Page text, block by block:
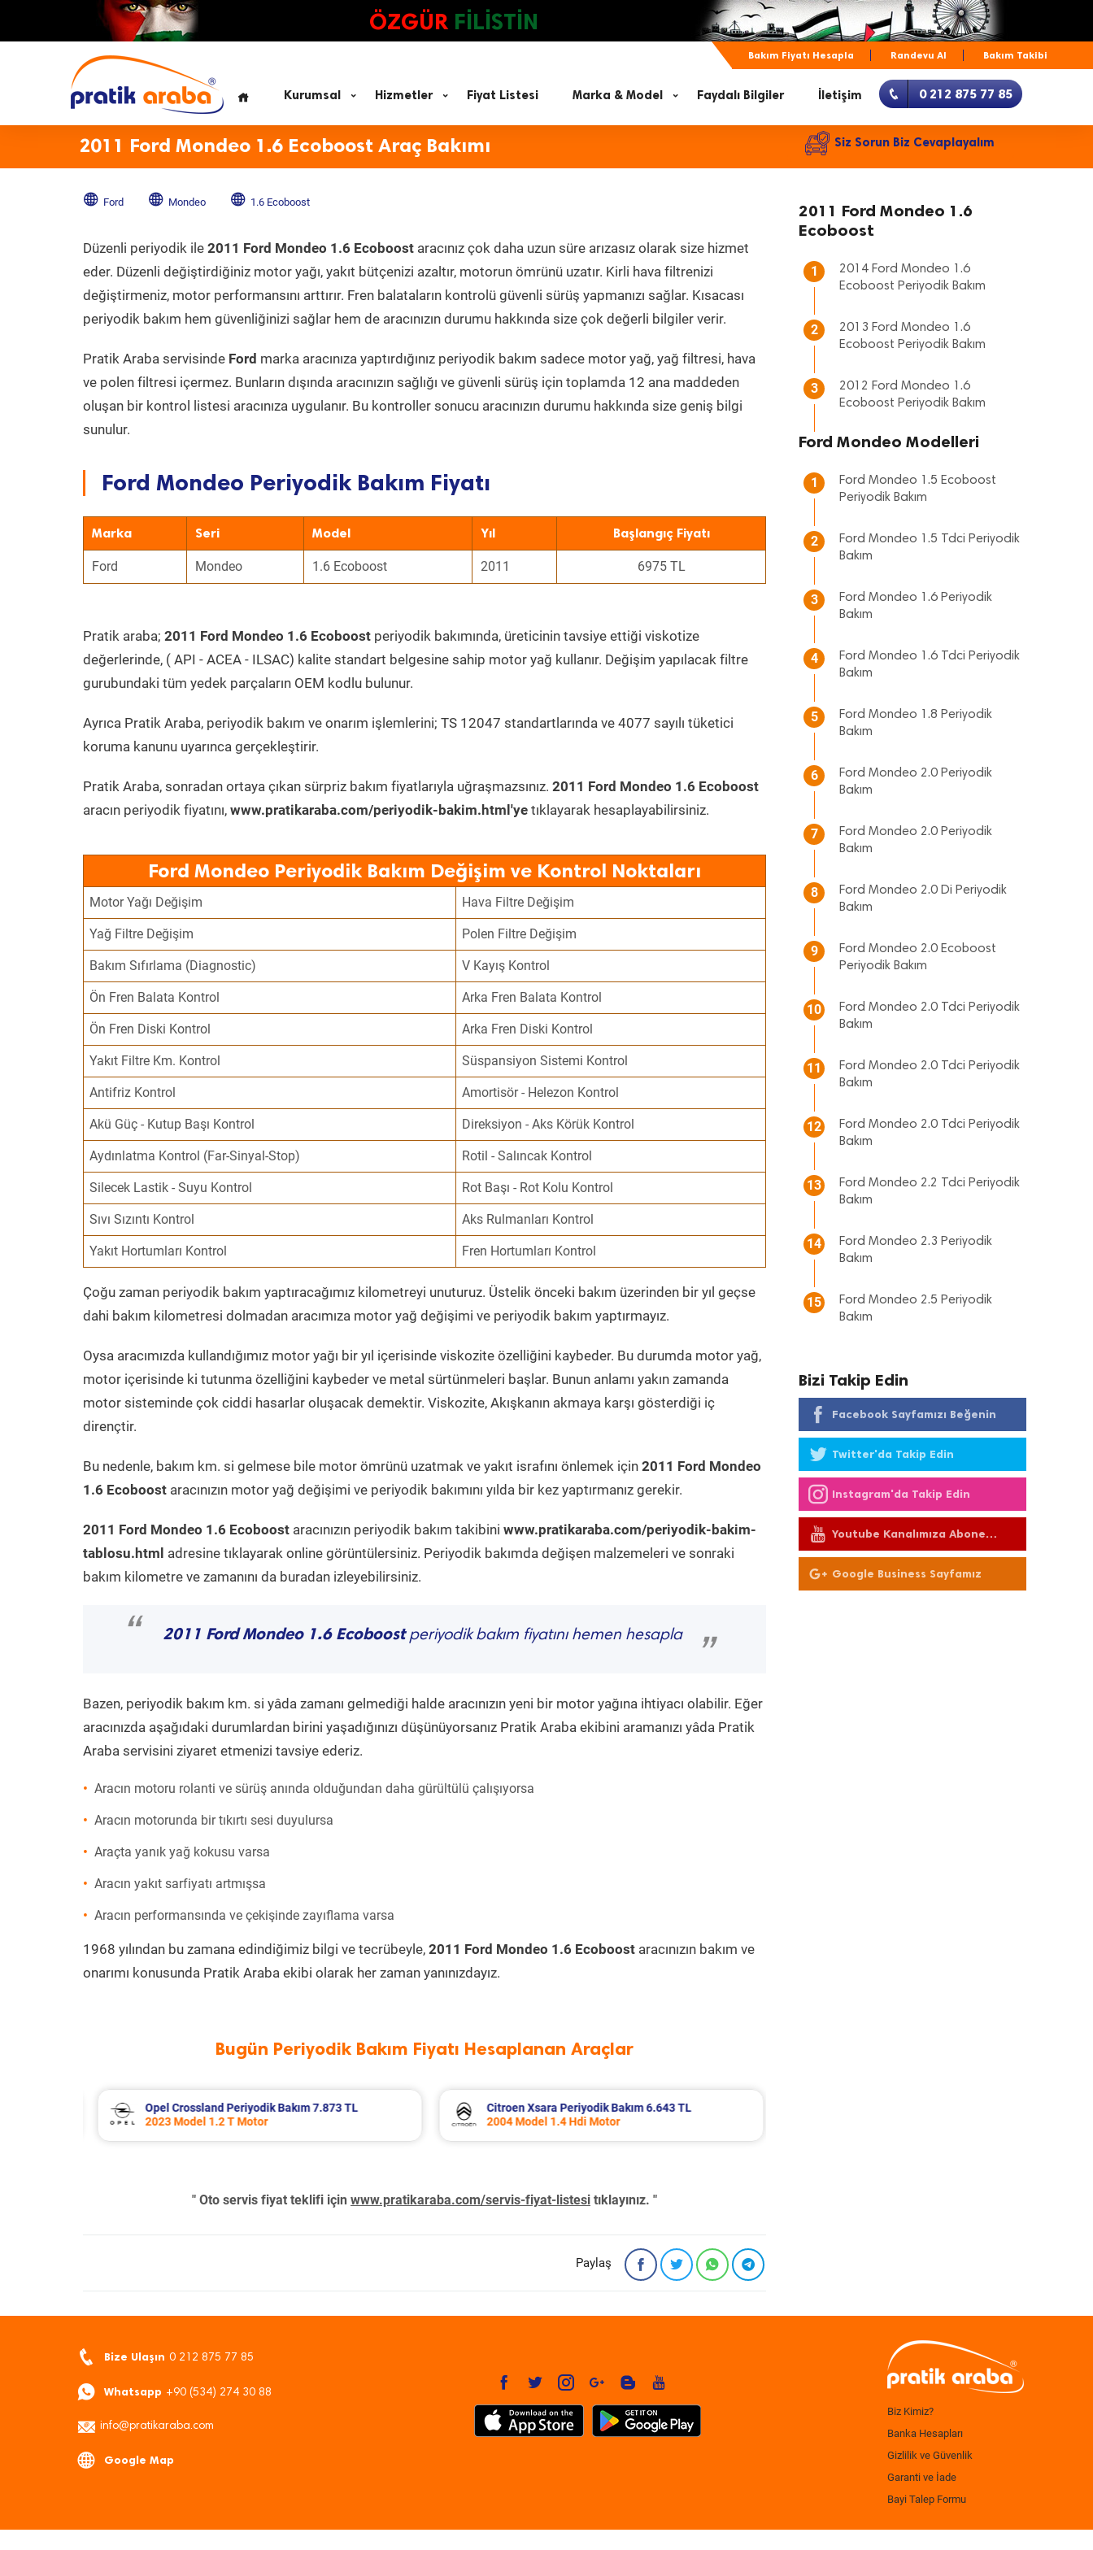
ÖZGÜR FİLİSTİN
Bakım Fiyatı Hesapla Randevu Al Bakım Takibi
Kurumsal Hizmetler Fiyat Listesi Marka & Model Faydalı Bilgiler İletişim 0 212 875 77 85
2011 Ford Mondeo 1.6 Ecoboost Araç Bakımı Siz Sorun Biz Cevaplayalım
Ford Mondeo 1.6 Ecoboost
Düzenli periyodik ile 2011 Ford Mondeo 1.6 Ecoboost aracınız çok daha uzun süre arızasız olarak size hizmet
eder. Düzenli değiştirdiğiniz motor yağı, yakıt bütçenizi azaltır, motorun ömrünü uzatır. Kirli hava filtrenizi
değiştirmeniz, motor performansını arttırır. Fren balataların kontrolü güvenli sürüş yapmanızı sağlar. Kısacası
periyodik bakım hem güvenliğinizi sağlar hem de aracınızın durumu hakkında size çok değerli bilgiler verir.
Pratik Araba servisinde Ford marka aracınıza yaptırdığınız periyodik bakım sadece motor yağ, yağ filtresi, hava
ve polen filtresi içermez. Bunların dışında aracınızın sağlığı ve güvenli sürüş için toplamda 12 ana maddeden
oluşan bir kontrol listesi aracınıza uygulanır. Bu kontroller sonucu aracınızın durumu hakkında size geniş bilgi
sunulur.
Ford Mondeo Periyodik Bakım Fiyatı
Marka Seri Model Yıl Başlangıç Fiyatı
Ford Mondeo 1.6 Ecoboost 2011 6975 TL
Pratik araba; 2011 Ford Mondeo 1.6 Ecoboost periyodik bakımında, üreticinin tavsiye ettiği viskotize
değerlerinde, ( API - ACEA - ILSAC) kalite standart belgesine sahip motor yağ kullanır. Değişim yapılacak filtre
gurubundaki tüm yedek parçaların OEM kodlu bulunur.
Ayrıca Pratik Araba, periyodik bakım ve onarım işlemlerini; TS 12047 standartlarında ve 4077 sayılı tüketici
koruma kanunu uyarınca gerçekleştirir.
Pratik Araba, sonradan ortaya çıkan sürpriz bakım fiyatlarıyla uğraşmazsınız. 2011 Ford Mondeo 1.6 Ecoboost
aracın periyodik fiyatını, www.pratikaraba.com/periyodik-bakim.html'ye tıklayarak hesaplayabilirsiniz.
Ford Mondeo Periyodik Bakım Değişim ve Kontrol Noktaları
Motor Yağı Değişim Hava Filtre Değişim
Yağ Filtre Değişim Polen Filtre Değişim
Bakım Sıfırlama (Diagnostic) V Kayış Kontrol
Ön Fren Balata Kontrol Arka Fren Balata Kontrol
Ön Fren Diski Kontrol Arka Fren Diski Kontrol
Yakıt Filtre Km. Kontrol Süspansiyon Sistemi Kontrol
Antifriz Kontrol Amortisör - Helezon Kontrol
Akü Güç - Kutup Başı Kontrol Direksiyon - Aks Körük Kontrol
Aydınlatma Kontrol (Far-Sinyal-Stop) Rotil - Salıncak Kontrol
Silecek Lastik - Suyu Kontrol Rot Başı - Rot Kolu Kontrol
Sıvı Sızıntı Kontrol Aks Rulmanları Kontrol
Yakıt Hortumları Kontrol Fren Hortumları Kontrol
Çoğu zaman periyodik bakım yaptıracağımız kilometreyi unuturuz. Üstelik önceki bakım üzerinden bir yıl geçse
dahi bakım kilometresi dolmadan aracımıza motor yağ değişimi ve periyodik bakım yaptırmayız.
Oysa aracımızda kullandığımız motor yağı bir yıl içerisinde viskozite özelliğini kaybeder. Bu durumda motor yağ,
motor içerisinde ki tutunma özelliğini kaybeder ve metal sürtünmeleri başlar. Bunun anlamı yakın zamanda
motor sisteminde çok ciddi hasarlar oluşacak demektir. Viskozite, Akışkanın akmaya karşı gösterdiği iç
dirençtir.
Bu nedenle, bakım km. si gelmese bile motor ömrünü uzatmak ve yakıt israfını önlemek için 2011 Ford Mondeo
1.6 Ecoboost aracınızın motor yağ değişimi ve periyodik bakımını yılda bir kez yaptırmanız gerekir.
2011 Ford Mondeo 1.6 Ecoboost aracınızın periyodik bakım takibini www.pratikaraba.com/periyodik-bakim-
tablosu.html adresine tıklayarak online görüntülersiniz. Periyodik bakımda değişen malzemeleri ve sonraki
bakım kilometre ve zamanını da buradan izleyebilirsiniz.
“ 2011 Ford Mondeo 1.6 Ecoboostperiyodik bakım fiyatını hemen hesapla
”
Bazen, periyodik bakım km. si yâda zamanı gelmediği halde aracınızın yeni bir motor yağına ihtiyacı olabilir. Eğer
aracınızda aşağıdaki durumlardan birini yaşadığınızı düşünüyorsanız Pratik Araba ekibini aramanızı yâda Pratik
Araba servisini ziyaret etmenizi tavsiye ederiz.
Aracın motoru rolanti ve sürüş anında olduğundan daha gürültülü çalışıyorsa
Aracın motorunda bir tıkırtı sesi duyulursa
Araçta yanık yağ kokusu varsa
Aracın yakıt sarfiyatı artmışsa
Aracın performansında ve çekişinde zayıflama varsa
1968 yılından bu zamana edindiğimiz bilgi ve tecrübeyle, 2011 Ford Mondeo 1.6 Ecoboost aracınızın bakım ve
onarımı konusunda Pratik Araba ekibi olarak her zaman yanınızdayız.
Bugün Periyodik Bakım Fiyatı Hesaplanan Araçlar
Citroen Xsara Periyodik Bakım 6.643 TL
2004 Model 1.4 Hdi Motor
Dacia Duster Periyodik Bakım 7.799 TL
2012 Model 1.5 Dci Motor
" Oto servis fiyat teklifi için www.pratikaraba.com/servis-fiyat-listesi tıklayınız. "
Paylaş
2011 Ford Mondeo 1.6
Ecoboost
1
2014 Ford Mondeo 1.6
Ecoboost Periyodik Bakım
2
2013 Ford Mondeo 1.6
Ecoboost Periyodik Bakım
3
2012 Ford Mondeo 1.6
Ecoboost Periyodik Bakım
Ford Mondeo Modelleri
1
Ford Mondeo 1.5 Ecoboost
Periyodik Bakım
2
Ford Mondeo 1.5 Tdci Periyodik
Bakım
3
Ford Mondeo 1.6 Periyodik
Bakım
4
Ford Mondeo 1.6 Tdci Periyodik
Bakım
5
Ford Mondeo 1.8 Periyodik
Bakım
6
Ford Mondeo 2.0 Periyodik
Bakım
7
Ford Mondeo 2.0 Periyodik
Bakım
8
Ford Mondeo 2.0 Di Periyodik
Bakım
9
Ford Mondeo 2.0 Ecoboost
Periyodik Bakım
10
Ford Mondeo 2.0 Tdci Periyodik
Bakım
11
Ford Mondeo 2.0 Tdci Periyodik
Bakım
12
Ford Mondeo 2.0 Tdci Periyodik
Bakım
13
Ford Mondeo 2.2 Tdci Periyodik
Bakım
14
Ford Mondeo 2.3 Periyodik
Bakım
15
Ford Mondeo 2.5 Periyodik
Bakım
Bizi Takip Edin
Facebook Sayfamızı Beğenin
Twitter'da Takip Edin
Instagram'da Takip Edin
Youtube Kanalımıza Abone
Olun
Google Business Sayfamız
Bize Ulaşın 0 212 875 77 85
Whatsapp +90 (534) 274 30 88
info@pratikaraba.com
Google Map
Biz Kimiz?
Banka Hesapları
Gizlilik ve Güvenlik
Garanti ve İade
Bayi Talep Formu